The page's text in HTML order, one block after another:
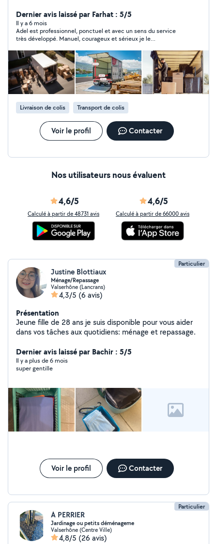
des bras en plus si besoin
Dernier avis laissé par Farhat : 5/5
Il y a 6 mois
Adel est professionnel, ponctuel et avec un sens du service
très développé. Manuel, courageux et sérieux je le
bonne connaissance de ses prestations.
Livraison de colis Transport de colis
Voir le profil Contacter
Nos utilisateurs nous évaluent
4,6/5
Calculé à partir de 48731 avis
4,6/5
Calculé à partir de 66000 avis
Particulier
Justine Blottiaux
Ménage/Repassage
Valserhône (Lancrans)
4,3/5 (6 avis)
Présentation
Jeune fille de 28 ans je suis disponible pour vous aider
dans vos tâches aux quotidiens: ménage et repassage.
Dernier avis laissé par Bachir : 5/5
Il y a plus de 6 mois
super gentille
Voir le profil Contacter
Particulier
A PERRIER
Jardinage ou petits déménageme
Valserhône (Centre Ville)
4,8/5 (26 avis)